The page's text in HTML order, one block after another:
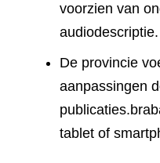
voorzien van
audiodescriptie.
De provincie
aanpassingen
tablet of